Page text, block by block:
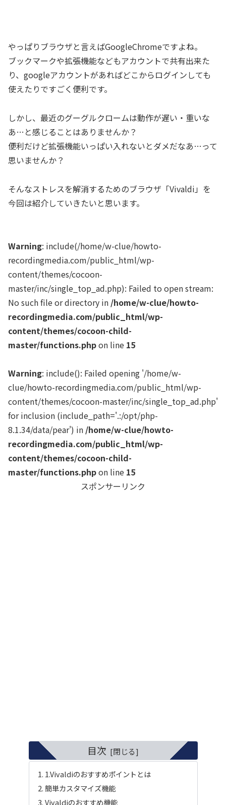
やっぱりブラウザと言えばGoogleChromeですよね。
ブックマークや拡張機能などもアカウントで共有出来た
り、googleアカウントがあればどこからログインしても
使えたりですごく便利です。
しかし、最近のグーグルクロームは動作が遅い・重いな
あ…と感じることはありませんか？
便利だけど拡張機能いっぱい入れないとダメだなあ…って
思いませんか？
そんなストレスを解消するためのブラウザ「Vivaldi」を
今回は紹介していきたいと思います。
Warning: include(/home/w-clue/howto-
recordingmedia.com/public_html/wp-
content/themes/cocoon-
master/inc/single_top_ad.php): Failed to open stream:
No such file or directory in /home/w-clue/howto-
recordingmedia.com/public_html/wp-
content/themes/cocoon-child-
master/functions.phpon line 15
Warning: include(): Failed opening '/home/w-
clue/howto-recordingmedia.com/public_html/wp-
content/themes/cocoon-master/inc/single_top_ad.php'
for inclusion (include_path='.:/opt/php-
8.1.34/data/pear') in /home/w-clue/howto-
recordingmedia.com/public_html/wp-
content/themes/cocoon-child-
master/functions.phpon line 15
スポンサーリンク
目次
1.Vivaldiのおすすめポイントとは
簡単カスタマイズ機能
Vivaldiのおすすめ機能